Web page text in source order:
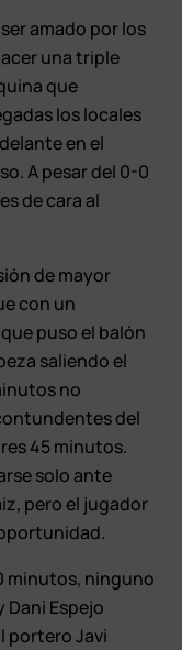
amado por los
una triple
que
los locales
en el
A pesar del 0-0
de cara al
de mayor
con un
puso el balón
saliendo el
no
del
45 minutos.
solo ante
pero el jugador
minutos, ninguno
Dani Espejo
portero Javi